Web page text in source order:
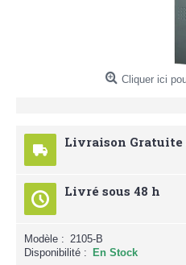
Cliquer ici
Livraison Gratuite
Livré sous 48 h
Modèle : 2105-B
Disponibilité :
En Stock